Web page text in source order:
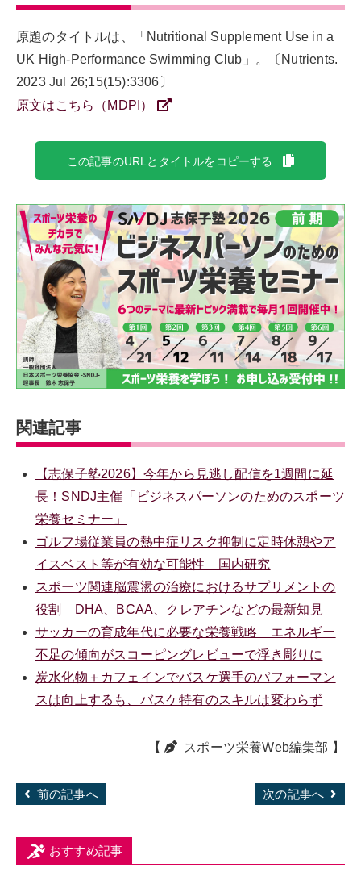
原題のタイトルは、「Nutritional Supplement Use in a
UK High-Performance Swimming Club」。〔Nutrients.
2023 Jul 26;15(15):3306〕
原文はこちら（MDPI）
この記事のURLとタイトルをコピーする
関連記事
【志保子塾2026】今年から見逃し配信を1週間に延
長！SNDJ主催「ビジネスパーソンのためのスポーツ
栄養セミナー」
ゴルフ場従業員の熱中症リスク抑制に定時休憩やア
イスベスト等が有効な可能性 国内研究
スポーツ関連脳震盪の治療におけるサプリメントの
役割 DHA、BCAA、クレアチンなどの最新知見
サッカーの育成年代に必要な栄養戦略 エネルギー
不足の傾向がスコーピングレビューで浮き彫りに
炭水化物＋カフェインでバスケ選手のパフォーマン
スは向上するも、バスケ特有のスキルは変わらず
【 スポーツ栄養Web編集部 】
前の記事へ 次の記事へ
おすすめ記事